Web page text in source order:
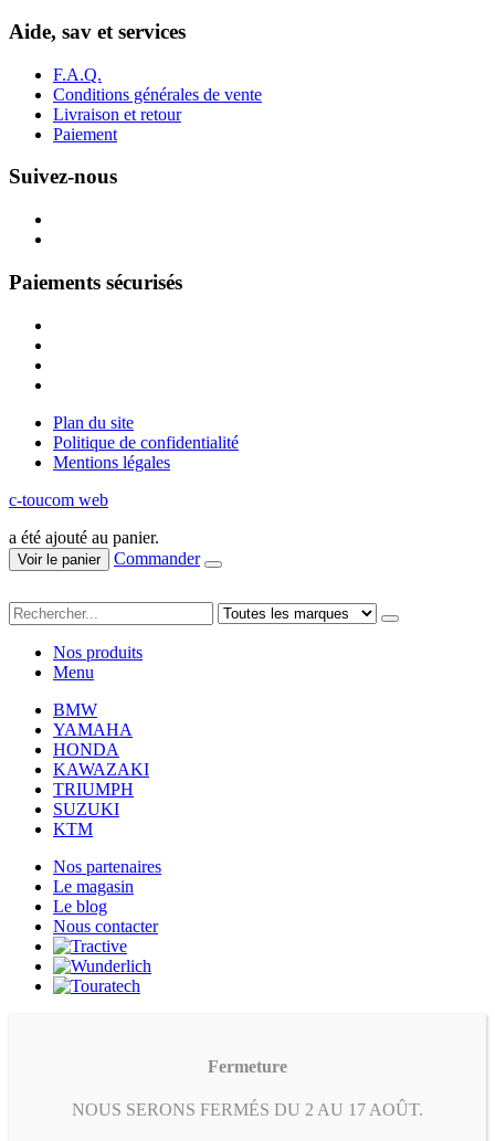
Aide, sav et services
F.A.Q.
Conditions générales de vente
Livraison et retour
Paiement
Suivez-nous
Paiements sécurisés
Plan du site
Politique de confidentialité
Mentions légales
c-toucom web
a été ajouté au panier.
Voir le panier Commander
Nos produits
Menu
BMW
YAMAHA
HONDA
KAWAZAKI
TRIUMPH
SUZUKI
KTM
Nos partenaires
Le magasin
Le blog
Nous contacter
Fermeture
NOUS SERONS FERMÉS DU 2 AU 17 AOÛT.